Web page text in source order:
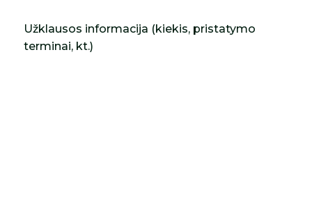
Užklausos informacija (kiekis, pristatymo
terminai, kt.)